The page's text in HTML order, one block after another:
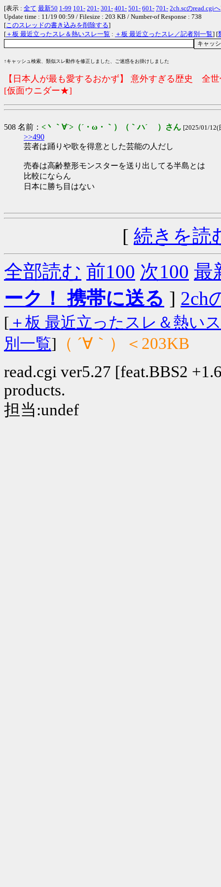
[表示 : 全て 最新50 1-99 101- 201- 301- 401- 501- 601- 701- 2ch.scのread.cgiへ
Update time : 11/19 00:59 / Filesize : 203 KB / Number-of Response : 738
[このスレッドの書き込みを削除する]
[ ＋板 最近立ったスレ＆熱いスレ一覧 : ＋板 最近立ったスレ／記者別一覧] [
↑キャッシュ検索、類似スレ動作を修正しました、ご迷惑をお掛けしました
【日本人が最も愛するおかず】 意外すぎる歴史 全
[仮面ウニダー★]
508 名前： <丶｀∀´>（´・ω・｀）（｀ハ´ ）さん [2025/01/12(
>>490
芸者は踊りや歌を得意とした芸能の人だし
売春は高齢整形モンスターを送り出してる半島とは
比較にならん
日本に勝ち目はない
[ 続きを読
全部読む 前100 次100 最
ーク！ 携帯に送る ] 2ch
[ ＋板 最近立ったスレ＆熱い
別一覧] （ ´∀｀）＜203KB
read.cgi ver5.27 [feat.BBS2
products.
担当:undef